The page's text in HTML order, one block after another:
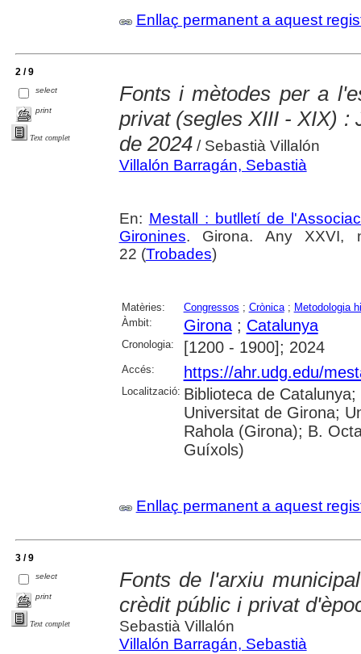
Enllaç permanent a aquest
2 / 9
select
print
Text complet
Fonts i mètodes per a
privat (segles XIII - XIX) :
de 2024/ Sebastià Villalón
Villalón Barragán, Sebastià
En: Mestall : butlletí de
Gironines. Girona. Any XXVI,
22 (Trobades)
Matèries: Congressos ; Crònica; Metodologia
Àmbit:
Girona; Catalunya
Cronologia: [1200 - 1900]; 2024
Accés: https://ahr.udg.edu/
Localització: Biblioteca de
Universitat de Girona;
Rahola (Girona); B.
Guíxols)
Enllaç permanent a aquest
3 / 9
select
print
Text complet
Fonts de l'arxiu
crèdit públic i privat
Sebastià Villalón
Villalón Barragán, Sebastià